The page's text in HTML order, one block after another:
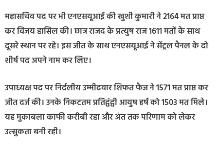
महासचिव पद पर भी एनएसयूआई की खुशी कुमारी ने 2164 मत प्राप्त
कर विजय हासिल की। छात्र राजद के प्रत्युष राज 1611 मतों के साथ
दूसरे स्थान पर रहे। इस जीत के साथ एनएसयूआई ने सेंट्रल पैनल के दो
शीर्ष पद अपने नाम कर लिए।
उपाध्यक्ष पद पर निर्दलीय उम्मीदवार शिफत फैज ने 1571 मत प्राप्त कर
जीत दर्ज की। उनके निकटतम प्रतिद्वंद्वी आयुष हर्ष को 1503 मत मिले।
यह मुकाबला काफी करीबी रहा और अंत तक परिणाम को लेकर
उत्सुकता बनी रही।